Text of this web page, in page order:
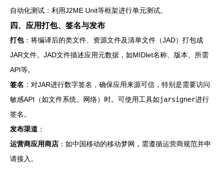
自动化测试：利用J2ME Unit等框架进行单元测试。
四、应用打包、签名与发布
打包：将编译后的类文件、资源文件及清单文件（JAD）打包成
JAR文件。JAD文件描述应用元数据，如MIDlet名称、版本、所需
API等。
签名 ：对JAR进行数字签名，确保应用来源可信，特别是需要访问
敏感API（如文件系统、网络）时。可使用工具如jarsigner进行
签名。
发布渠道 ：
运营商应用商店 ：如中国移动的移动梦网，需遵循运营商规范并申
请接入。